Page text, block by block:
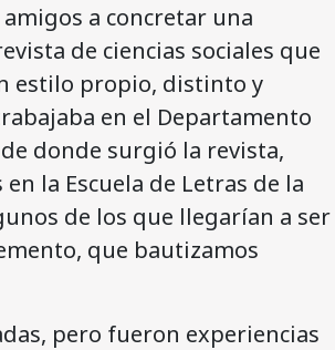
a concretar una
de ciencias sociales que
estilo propio, distinto y
en el Departamento
donde surgió la revista,
la Escuela de Letras de la
de los que llegarían a ser
que bautizamos
pero fueron experiencias